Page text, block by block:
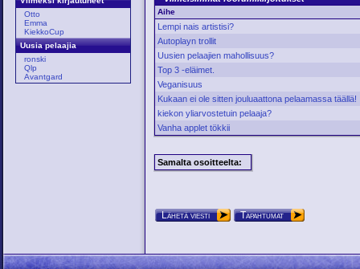
Otto
Emma
KiekkoCup
Uusia pelaajia
ronski
Qlp
Avantgard
Aihe
Lempi nais artistisi?
Autoplayn trollit
Uusien pelaajien mahollisuus?
Top 3 -eläimet.
Veganisuus
Kukaan ei ole sitten jouluaattona pelaamassa täällä!
kiekon yliarvostetuin pelaaja?
Vanha applet tökkii
Samalta osoitteelta:
Lähetä viesti Tapahtumat